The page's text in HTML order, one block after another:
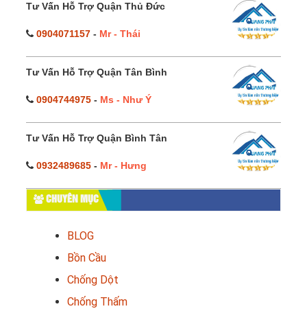
Tư Vấn Hỗ Trợ Quận Thủ Đức
0904071157 - Mr - Thái
Tư Vấn Hỗ Trợ Quận Tân Bình
0904744975 - Ms - Như Ý
Tư Vấn Hỗ Trợ Quận Bình Tân
0932489685 - Mr - Hưng
CHUYÊN MỤC
BLOG
Bồn Cầu
Chống Dột
Chống Thấm